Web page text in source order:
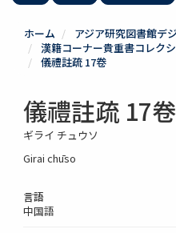
ホーム
アジア研究図書館デ
漢籍コーナー貴重書コレク
儀禮註疏 17卷
儀禮註疏 17
ギライ チュウソ
Girai chūso
言語
中国語